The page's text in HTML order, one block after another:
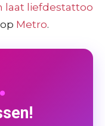
laat liefdestattoo
Metro.